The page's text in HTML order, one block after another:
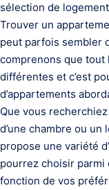
sélection de
Trouver un
peut parfois sembler
comprenons que tout
différentes et c’est
d’appartements
Que vous
d’une chambre ou
propose une variété
pourrez choisir
fonction de vos